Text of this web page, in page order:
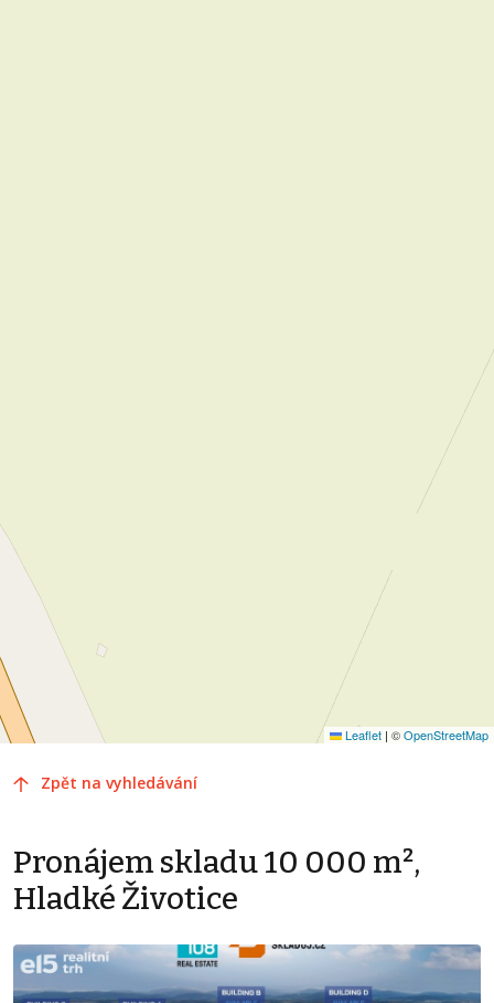
Leaflet | ©OpenStreetMap
Zpět na vyhledávání
Pronájem skladu 10 000 m²,
Hladké Životice